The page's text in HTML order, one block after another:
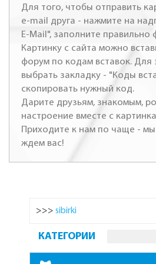
Для того, чтобы отправить
e-mail друга - нажмите на
E-Mail", заполните правильно
Картинку с сайта можно
форум по кодам вставок. Для
выбрать закладку - "Коды
скопировать нужный код.
Дарите друзьям, знакомым,
настроение вместе с
Приходите к нам по чаще -
ждем вас!
>>> sibirki
КАТЕГОРИИ